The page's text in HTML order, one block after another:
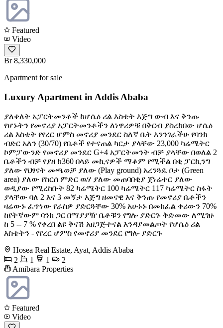
Featured
Video
Br 8,330,000
Apartment for sale
Luxury Apartment in Addis Ababa
ያለቀለት አፓርትመንቶች ከሆሴዕ ሪል እስቴት እጅግ ውብ እና ቅንጡ
የሆኑትን የመኖሪያ አፓርትመንቶችን ለነዋሪዎቹ በቅርብ ያስረከበው ሆሴዕ
ሪል እስቴት የየረር ሆምስ መኖሪያ መንደር ስለኛ ቤት እንንገራችሁ የባንክ
ብድር አለን (30/70) የቤቶች የተናጠል ካርታ ያላቸው 23,000 ካሬሜትር
ኮምፓውንድ የመኖሪያ መንደር G+4 አፓርትመንት ብቻ ያላቸው በወለል 2
ቤቶችን ብቻ የያዘ ከ360 በላይ መኪናዎች ማቆም የሚችል በቂ ፓርኪንግ
ያለው የህፃናት መጫወቻ ያለው (Play ground) አረንጓዴ ቦታ (Green
area) ያለው የከርሰ ምድር ዉሃ ያለው መጠባበቂያ ጀነሬተር ያለው
ወዲያው የሚረከቡት 82 ካሬሜትር 100 ካሬሜትር 117 ካሬሜትር ስፋት
ያላቸው ባለ 2 እና 3 መኝታ እጅግ ዘመናዊ እና ቅንጡ የመኖሪያ ቤቶችን
ዛሬውኑ ፈጥነው የራስዎ ያድርጓቸው 30% አሁኑኑ በመክፈል ቀሪውን 70%
ከየትኛውም ባንክ ጋር በማያያዥ ቤቶቹን የግሎ ያድርጉ ቅድመው ለሚገዙ
ከ 5 -- 7 % የቀረበ ልዩ ቅናሽ አዘጋጅተናል እንዳያመልጦት የሆሴዕ ሪል
እስቴትን - የየረር ሆምስ የመኖሪያ መንደር የግሎ ያድርጉ
Hosea Real Estate, Ayat, Addis Ababa
2
1 1
2
Amibara Properties
Featured
Video